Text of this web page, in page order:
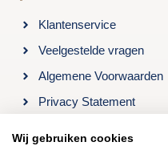
Klantenservice
Veelgestelde vragen
Algemene Voorwaarden
Privacy Statement
Wij gebruiken cookies